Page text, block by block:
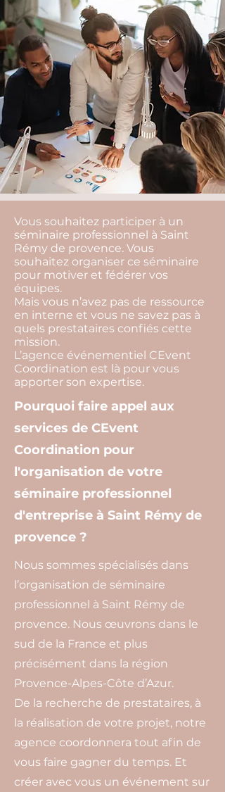
Vous souhaitez participer à un
séminaire professionnel à Saint
Rémy de provence. Vous
souhaitez organiser ce séminaire
pour motiver et fédérer vos
équipes.
Mais vous n’avez pas de ressource
en interne et vous ne savez pas à
quels prestataires confiés cette
mission.
L’agence événementiel CEvent
Coordination est là pour vous
apporter son expertise.
Pourquoi faire appel aux
services de CEvent
Coordination pour
l'organisation de votre
séminaire professionnel
d'entreprise à Saint Rémy de
provence ?
Nous sommes spécialisés dans
l’organisation de séminaire
professionnel à Saint Rémy de
provence. Nous œuvrons dans le
sud de la France et plus
précisément dans la région
Provence-Alpes-Côte d’Azur.
De la recherche de prestataires, à
la réalisation de votre projet, notre
agence coordonnera tout afin de
vous faire gagner du temps. Et
créer avec vous un événement sur